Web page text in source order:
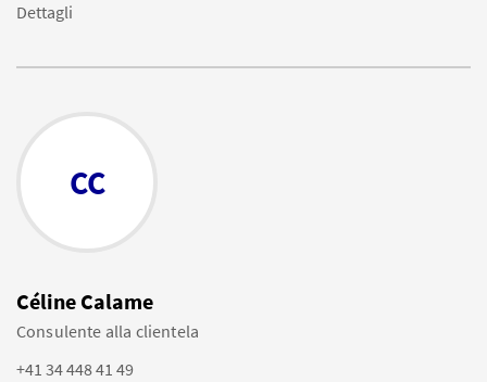
Dettagli
CC
Céline Calame
Consulente alla clientela
+41 34 448 41 49